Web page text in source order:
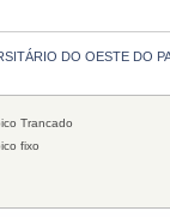
DO OESTE DO
Trancado
fixo